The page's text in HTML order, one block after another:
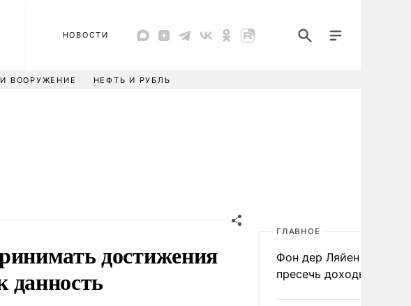
НОВОСТИ
ВООРУЖЕНИЕ НЕФТЬ И РУБЛЬ
достижения
ГЛАВНОЕ
Фон дер Ляйен
пресечь доходы России